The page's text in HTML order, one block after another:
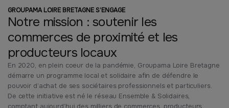
GROUPAMA LOIRE BRETAGNE S’ENGAGE
Notre mission : soutenir les
commerces de proximité et les
producteurs locaux
En 2020, en plein coeur de la pandémie, Groupama Loire Bretagne
démarre un programme local et solidaire afin de défendre le
pouvoir d’achat de ses sociétaires professionnels et particuliers.
De cette initiative est né le réseau Ensemble & Solidaires,